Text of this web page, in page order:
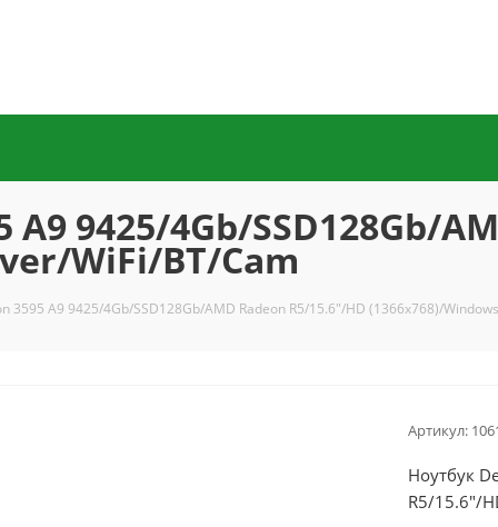
9425/4Gb/SSD128Gb/
WiFi/BT/Cam
3595 A9 9425/4Gb/SSD128Gb/AMD Radeon R5/15.6"/HD (1366x768)/
Артикул:
Ноутбук
R5/15.6"/